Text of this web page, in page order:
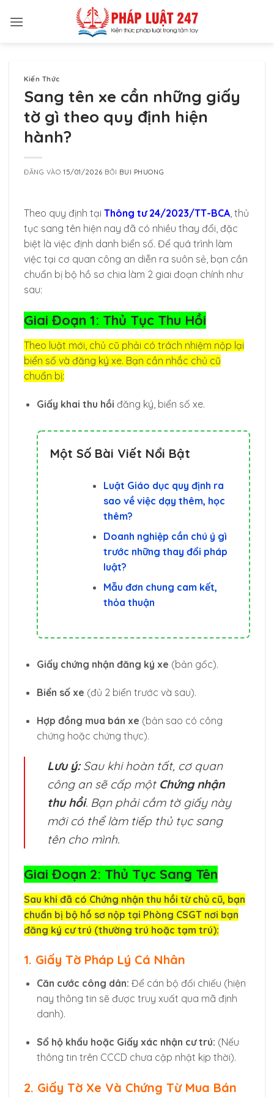
qua
Kiến Thức
Sang tên xe cần những giấy
tờ gì theo quy định hiện
hành?
ĐĂNG VÀO15/01/2026 BỞI BUI PHUONG
Theo quy định tại Thông tư 24/2023/TT-BCA , thủ
tục sang tên hiện nay đã có nhiều thay đổi, đặc
biệt là việc định danh biển số. Để quá trình làm
việc tại cơ quan công an diễn ra suôn sẻ, bạn cần
chuẩn bị bộ hồ sơ chia làm 2 giai đoạn chính như
sau:
Giai Đoạn 1: Thủ Tục Thu Hồi
Theo luật mới, chủ cũ phải có trách nhiệm nộp lại
biển số và đăng ký xe. Bạn cần nhắc chủ cũ
chuẩn bị:
Giấy khai thu hồi đăng ký, biển số xe.
Một Số Bài Viết Nổi Bật
Luật Giáo dục quy định ra
sao về việc dạy thêm, học
thêm?
Doanh nghiệp cần chú ý gì
trước những thay đổi pháp
luật?
Mẫu đơn chung cam kết,
thỏa thuận
Giấy chứng nhận đăng ký xe (bản gốc).
Biển số xe (đủ 2 biển trước và sau).
Hợp đồng mua bán xe (bản sao có công
chứng hoặc chứng thực).
Lưu ý:Sau khi hoàn tất, cơ quan
công an sẽ cấp một Chứng nhận
thu hồi. Bạn phải cầm tờ giấy này
mới có thể làm tiếp thủ tục sang
tên cho mình.
Giai Đoạn 2: Thủ Tục Sang Tên
Sau khi đã có Chứng nhận thu hồi từ chủ cũ, bạn
chuẩn bị bộ hồ sơ nộp tại Phòng CSGT nơi bạn
đăng ký cư trú (thường trú hoặc tạm trú):
1. Giấy Tờ Pháp Lý Cá Nhân
Căn cước công dân: Để cán bộ đối chiếu (hiện
nay thông tin sẽ được truy xuất qua mã định
danh).
Sổ hộ khẩu hoặc Giấy xác nhận cư trú: (Nếu
thông tin trên CCCD chưa cập nhật kịp thời).
2. Giấy Tờ Xe Và Chứng Từ Mua Bán